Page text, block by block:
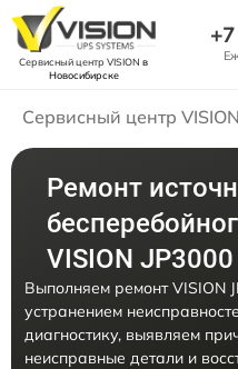
Сервисный центр VISION в
Новосибирске
Сервисный центр VISION
Ремонт
VISION
Выполняем ремонт VISION
устранением
диагностику, выявляем
неисправные детали и